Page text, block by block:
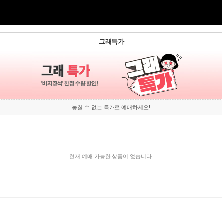
그래특가
놓칠 수 없는 특가로 예매하세요!
현재 예매 가능한 상품이 없습니다.